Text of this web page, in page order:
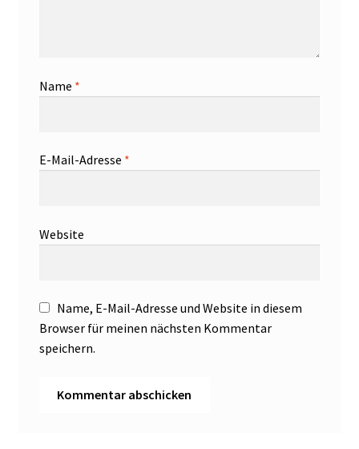
Name *
E-Mail-Adresse *
Website
Name, E-Mail-Adresse und Website in diesem
Browser für meinen nächsten Kommentar
speichern.